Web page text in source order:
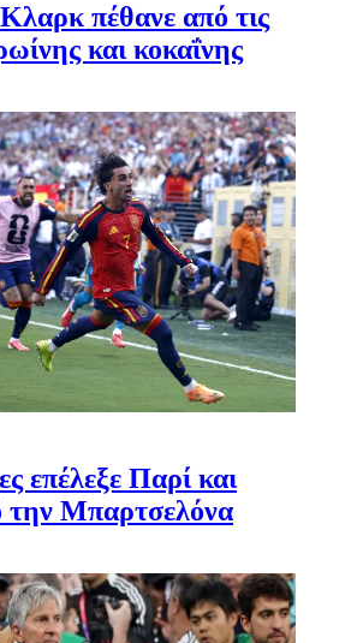
πέθανε από τις
και κοκαΐνης
επέλεξε Παρί και
την Μπαρτσελόνα